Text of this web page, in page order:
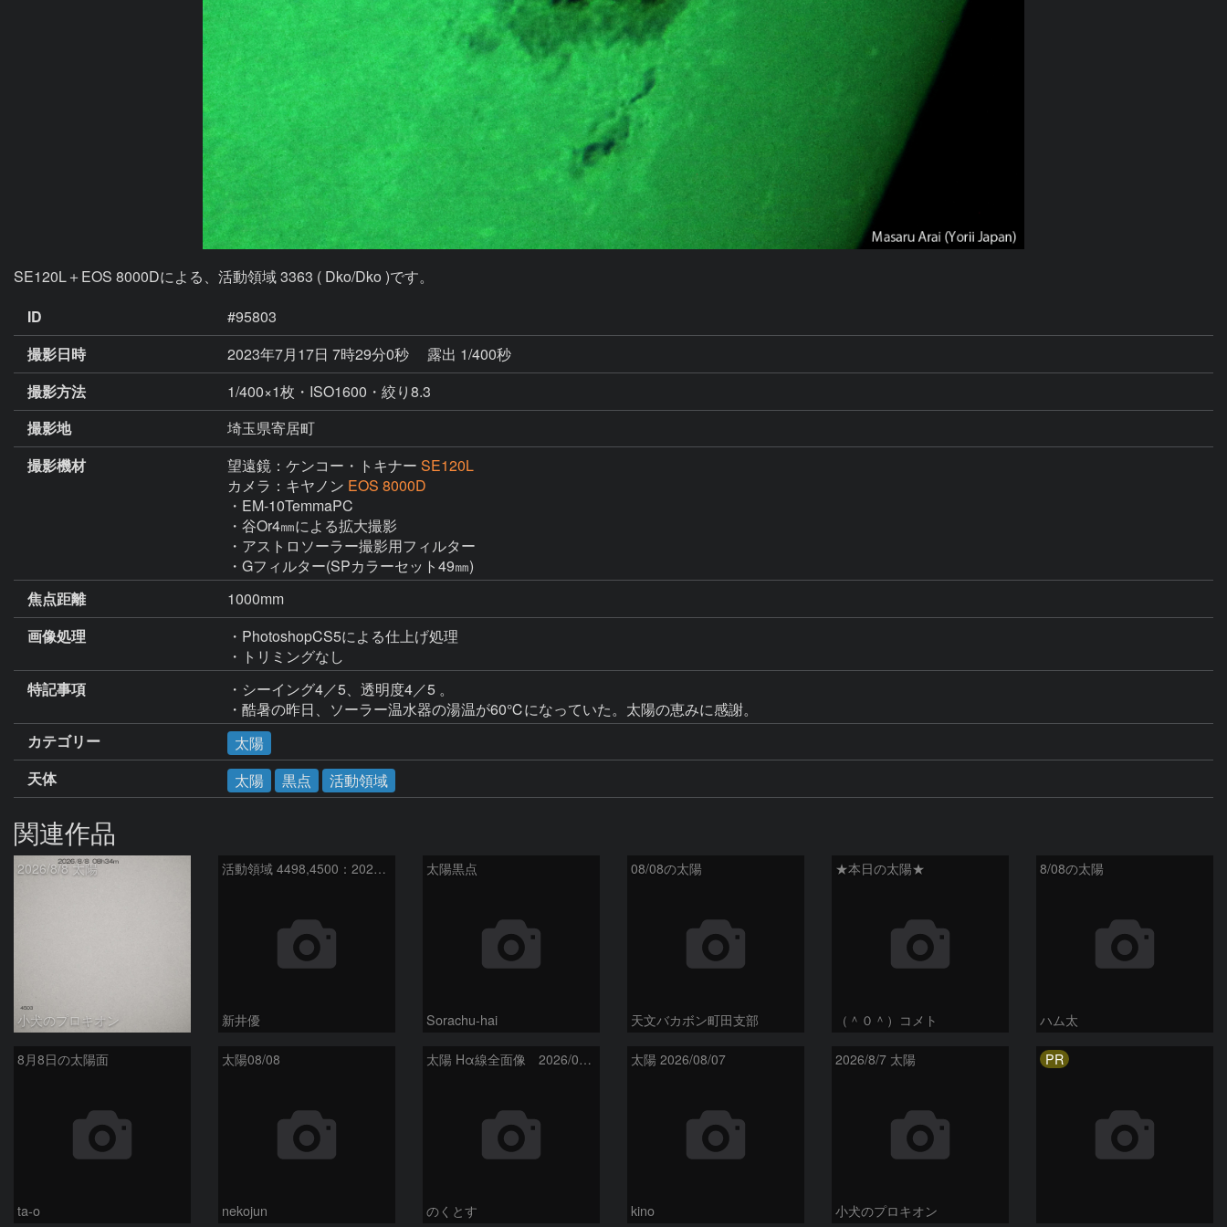
SE120L＋EOS 8000Dによる、活動領域 3363 ( Dko/Dko )です。
ID
#95803
撮影日時
2023年7月17日 7時29分0秒
露出 1/400秒
撮影方法
1/400×1枚・ISO1600・絞り8.3
撮影地
埼玉県寄居町
撮影機材
望遠鏡：ケンコー・トキナー SE120L
カメラ：キヤノン EOS 8000D
・EM-10TemmaPC
・谷Or4㎜による拡大撮影
・アストロソーラー撮影用フィルター
・Gフィルター(SPカラーセット49㎜)
焦点距離
1000mm
画像処理
・PhotoshopCS5による仕上げ処理
・トリミングなし
特記事項
・シーイング4／5、透明度4／5 。
・酷暑の昨日、ソーラー温水器の湯温が60℃になっていた。太陽の恵みに感謝。
カテゴリー
太陽
天体
太陽 黒点 活動領域
関連作品
2026/8/8 太陽
小犬のプロキオン
活動領域 4498,4500：2026/08/08
新井優
太陽黒点
Sorachu-hai
08/08の太陽
天文バカボン町田支部
★本日の太陽★
（＾０＾）コメト
8/08の太陽
ハム太
8月8日の太陽面
ta-o
太陽08/08
nekojun
太陽 Hα線全面像 2026/08/08
のくとす
太陽 2026/08/07
kino
2026/8/7 太陽
小犬のプロキオン
PR